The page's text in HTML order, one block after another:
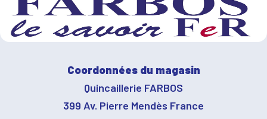
Coordonnées du magasin
Quincaillerie FARBOS
399 Av. Pierre Mendès France